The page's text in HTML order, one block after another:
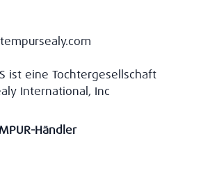
ist eine Tochtergesellschaft
International, Inc
Händler